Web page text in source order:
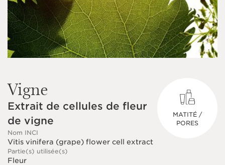
Vigne
Extrait de cellules de fleur
de vigne
Nom INCI
Vitis vinifera (grape) flower cell extract
Partie(s) utilisée(s)
Fleur
MATITÉ /
PORES